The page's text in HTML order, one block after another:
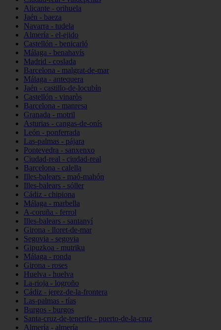
Alicante - orihuela
Jaén - baeza
Navarra - tudela
Almería - el-ejido
Castellón - benicarló
Málaga - benahavís
Madrid - coslada
Barcelona - malgrat-de-mar
Málaga - antequera
Jaén - castillo-de-locubín
Castellón - vinaròs
Barcelona - manresa
Granada - motril
Asturias - cangas-de-onís
León - ponferrada
Las-palmas - pájara
Pontevedra - sanxenxo
Ciudad-real - ciudad-real
Barcelona - calella
Illes-balears - maó-mahón
Illes-balears - sóller
Cádiz - chipiona
Málaga - marbella
A-coruña - ferrol
Illes-balears - santanyí
Girona - lloret-de-mar
Segovia - segovia
Gipuzkoa - mutriku
Málaga - ronda
Girona - roses
Huelva - huelva
La-rioja - logroño
Cádiz - jerez-de-la-frontera
Las-palmas - tías
Burgos - burgos
Santa-cruz-de-tenerife - puerto-de-la-cruz
Almería - almería